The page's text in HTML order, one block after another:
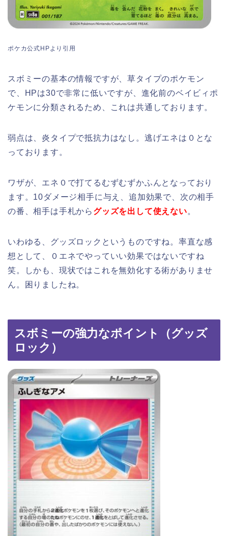
ポケカ公式HPより引用
スボミーの基本の情報ですが、草タイプのポケモン
で、HPは30で非常に低いですが、進化前のベイビィポ
ケモンに分類されるため、これは共通しております。
弱点は、炎タイプで抵抗力はなし。逃げエネは０とな
っております。
ワザが、エネ０で打てるむずむずかふんとなっており
ます。10ダメージ相手に与え、追加効果で、次の相手
の番、相手は手札から グッズを出して使えない。
いわゆる、グッズロックというものですね。率直な感
想として、０エネでやっていい効果ではないですね
笑。しかも、現状ではこれを無効化する術がありませ
ん。困りましたね。
スボミーの強力なポイント（グッズ
ロック）